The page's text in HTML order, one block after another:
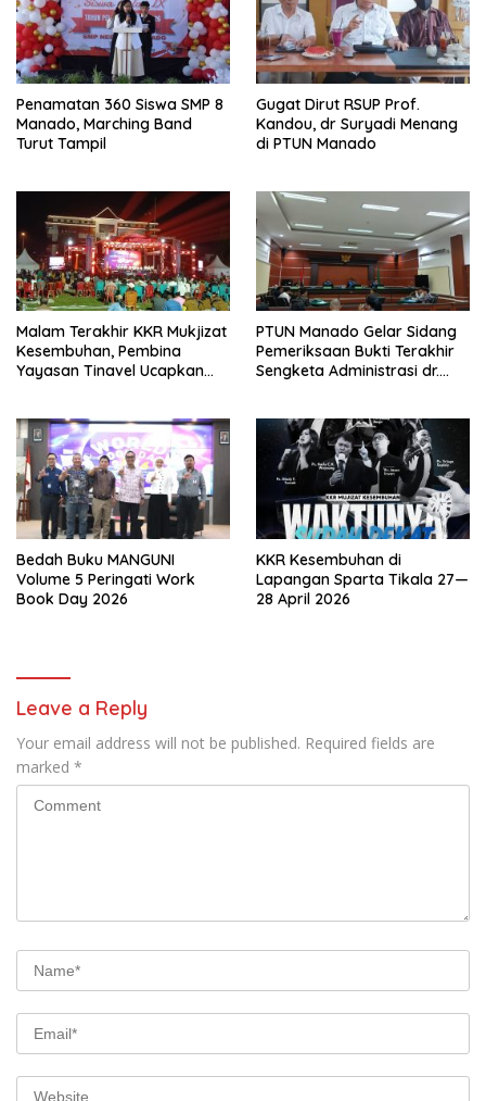
Penamatan 360 Siswa SMP 8
Manado, Marching Band
Turut Tampil
Gugat Dirut RSUP Prof.
Kandou, dr Suryadi Menang
di PTUN Manado
Malam Terakhir KKR Mukjizat
Kesembuhan, Pembina
Yayasan Tinavel Ucapkan
PTUN Manado Gelar Sidang
Pemeriksaan Bukti Terakhir
Sengketa Administrasi dr.
Bedah Buku MANGUNI
Volume 5 Peringati Work
Book Day 2026
KKR Kesembuhan di
Lapangan Sparta Tikala 27—
28 April 2026
Leave a Reply
Your email address will not be published. Required fields are
marked *